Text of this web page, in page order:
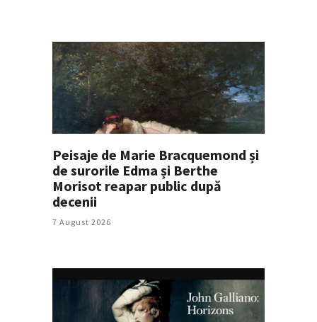
Peisaje de Marie Bracquemond și
de surorile Edma și Berthe
Morisot reapar public după
decenii
7 August 2026